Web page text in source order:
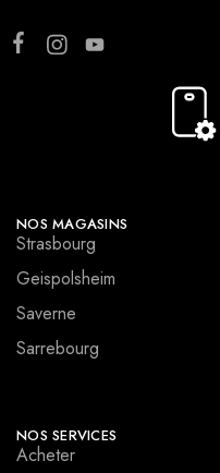
NOS MAGASINS
Strasbourg
Geispolsheim
Saverne
Sarrebourg
NOS SERVICES
Acheter